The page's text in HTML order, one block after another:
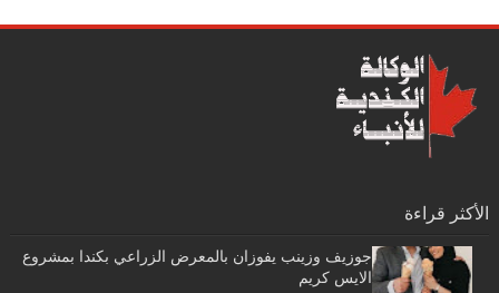
الأكثر قراءة
جوزيف وزينب يفوزان بالمعرض الزراعي بكندا بمشروع
الايس كريم